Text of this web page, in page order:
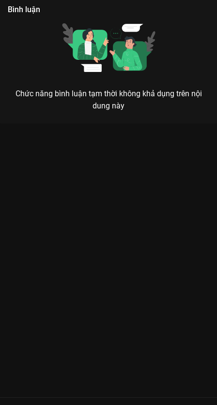
Bình luận
Chức năng bình luận tạm thời không khả dụng trên nội
dung này